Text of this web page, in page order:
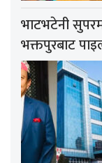
भाटभटेनी
भक्तपुरबाट